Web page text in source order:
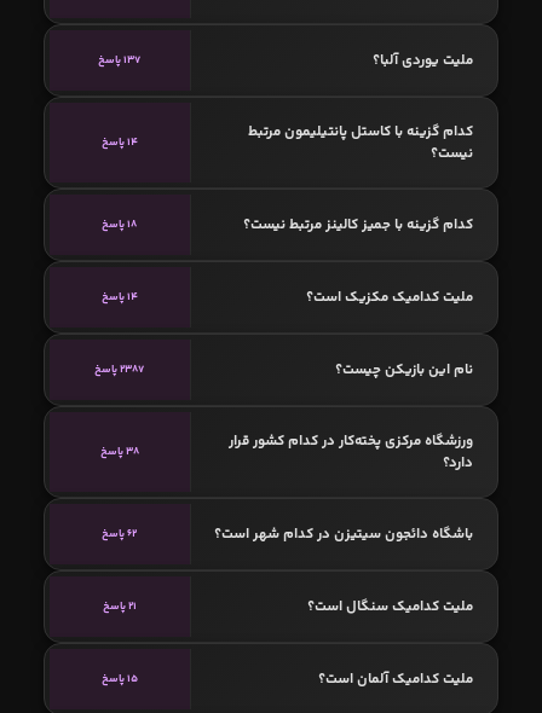
ملیت یوردی آلبا؟ 137 پاسخ
کدام گزینه با کاستل پانتیلیمون مرتبط
نیست؟
14 پاسخ
کدام گزینه با جمیز کالینز مرتبط نیست؟ 18 پاسخ
ملیت کدامیک مکزیک است؟ 14 پاسخ
نام این بازیکن چیست؟ 2387 پاسخ
ورزشگاه مرکزی پخته‌کار در کدام کشور قرار
دارد؟
38 پاسخ
باشگاه دائجون سیتیزن در کدام شهر است؟ 62 پاسخ
ملیت کدامیک سنگال است؟ 21 پاسخ
ملیت کدامیک آلمان است؟ 15 پاسخ